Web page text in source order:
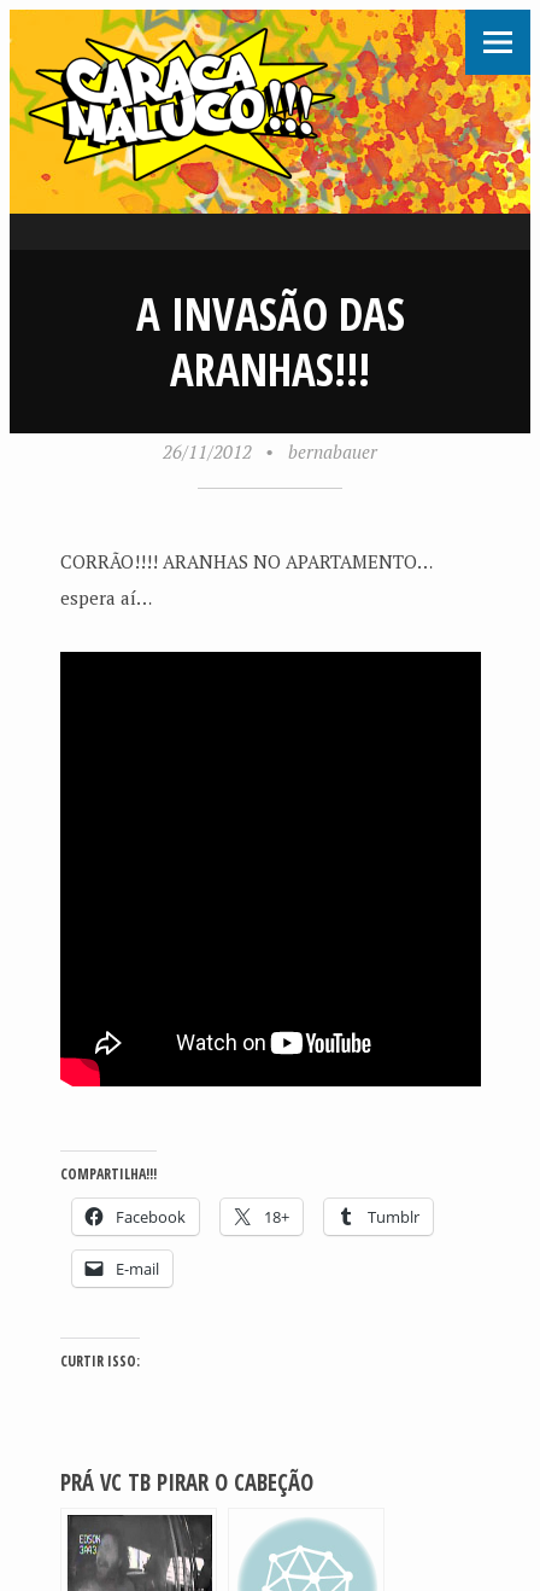
A INVASÃO DAS
ARANHAS!!!
26/11/2012 • bernabauer
CORRÃO!!!! ARANHAS NO APARTAMENTO…
espera aí…
COMPARTILHA!!!
Facebook 18+ Tumblr
E-mail
CURTIR ISSO:
PRÁ VC TB PIRAR O CABEÇÃO